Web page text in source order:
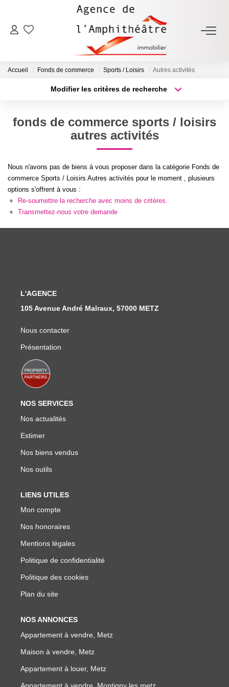
ACHETER
NOTRE AGENCE
Qui Sommes-Nous
Notre Équipe
Accueil Fonds de commerce Sports / Loisirs Autres activités
Modifier les critères de recherche
Type de bien
Surface min
Créer une alerte
fonds de commerce sports / loisirs
autres activités
Nous n'avons pas de biens à vous proposer dans la catégorie Fonds de
commerce Sports / Loisirs Autres activités pour le moment , plusieurs
options s'offrent à vous :
Re-soumettre la recherche avec moins de critères.
Transmettez-nous votre demande
L'AGENCE
105 Avenue André Malraux, 57000 METZ
Nous contacter
Présentation
NOS SERVICES
Nos actualités
Estimer
Nos biens vendus
Nos outils
LIENS UTILES
Mon compte
Nos honoraires
Mentions légales
Politique de confidentialité
Politique des cookies
Plan du site
NOS ANNONCES
Appartement à vendre, Metz
Maison à vendre, Metz
Appartement à louer, Metz
Appartement à vendre, Montigny les metz